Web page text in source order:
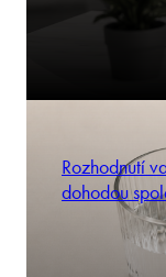
Rozhodnutí
dohodou